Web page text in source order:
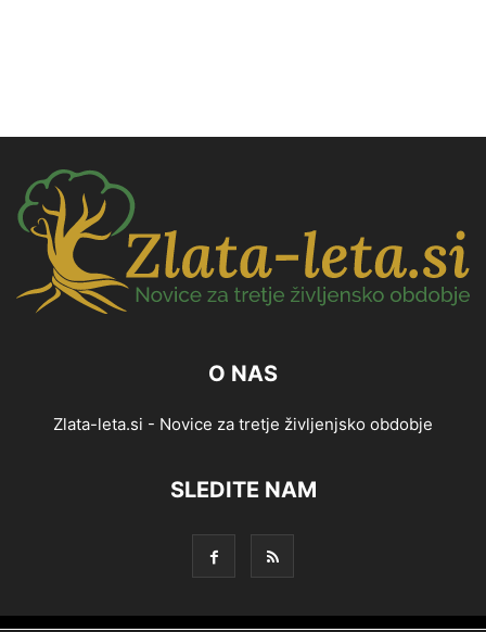
O NAS
Zlata-leta.si - Novice za tretje življenjsko obdobje
SLEDITE NAM